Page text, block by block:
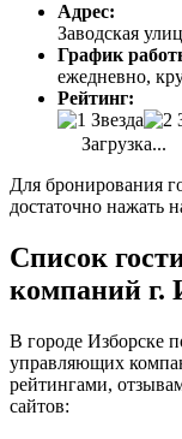
Адрес:
Заводская
График
ежедневно,
Рейтинг:
Загрузка...
Для бронирования
достаточно нажать
Список
компаний г.
В городе Изборске
управляющих
рейтингами,
сайтов: